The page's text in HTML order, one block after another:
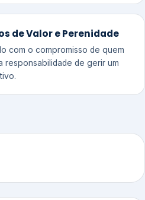
de Valor e Perenidade
com o compromisso de quem
responsabilidade de gerir um